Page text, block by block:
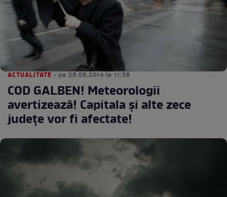
ACTUALITATE • pe 26.06.2014 la 11:58
COD GALBEN! Meteorologii
avertizează! Capitala şi alte zece
judeţe vor fi afectate!